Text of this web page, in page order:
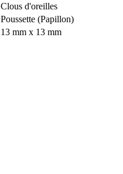
Clous d'oreilles
Poussette (Papillon)
13 mm x 13 mm